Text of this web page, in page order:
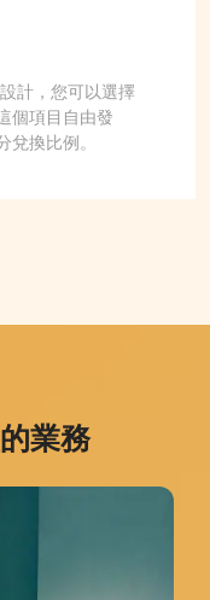
計，您可以選擇
個項目自由發
換比例。
業務